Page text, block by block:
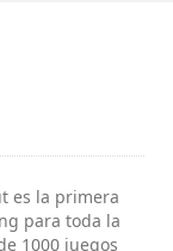
es la primera
para toda la
1000 juegos